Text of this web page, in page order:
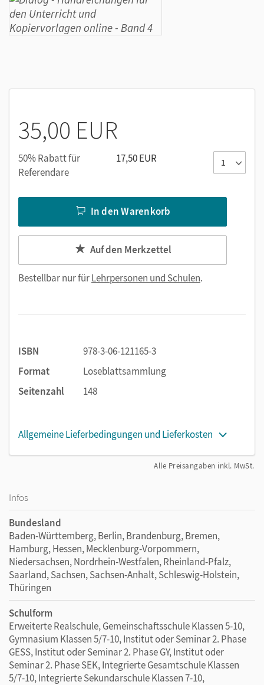
35,00 EUR
50% Rabatt für
Referendare
17,50 EUR
In den Warenkorb
Auf den Merkzettel
Bestellbar nur fürLehrpersonen und Schulen.
ISBN
978-3-06-121165-3
Format
Loseblattsammlung
Seitenzahl
148
Allgemeine Lieferbedingungen und Lieferkosten
Alle Preisangaben inkl. MwSt.
Infos
Bundesland
Baden-Württemberg, Berlin, Brandenburg, Bremen,
Hamburg, Hessen, Mecklenburg-Vorpommern,
Niedersachsen, Nordrhein-Westfalen, Rheinland-Pfalz,
Saarland, Sachsen, Sachsen-Anhalt, Schleswig-Holstein,
Thüringen
Schulform
Erweiterte Realschule, Gemeinschaftsschule Klassen 5-10,
Gymnasium Klassen 5/7-10, Institut oder Seminar 2. Phase
GESS, Institut oder Seminar 2. Phase GY, Institut oder
Seminar 2. Phase SEK, Integrierte Gesamtschule Klassen
5/7-10, Integrierte Sekundarschule Klassen 7-10,